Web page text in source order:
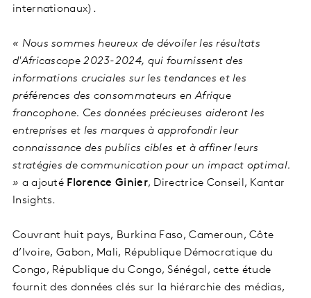
internationaux).
« Nous sommes heureux de dévoiler les résultats
d'Africascope 2023-2024, qui fournissent des
informations cruciales sur les tendances et les
préférences des consommateurs en Afrique
francophone. Ces données précieuses aideront les
entreprises et les marques à approfondir leur
connaissance des publics cibles et à affiner leurs
stratégies de communication pour un impact optimal.
» a ajouté Florence Ginier, Directrice Conseil, Kantar
Insights.
Couvrant huit pays, Burkina Faso, Cameroun, Côte
d’Ivoire, Gabon, Mali, République Démocratique du
Congo, République du Congo, Sénégal, cette étude
fournit des données clés sur la hiérarchie des médias,